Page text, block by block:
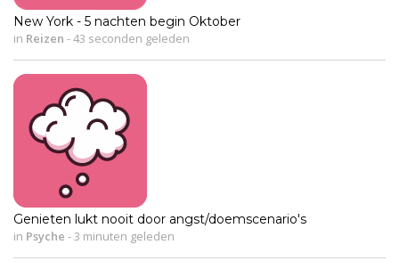
New York - 5 nachten begin Oktober
in Reizen -43 seconden geleden
Genieten lukt nooit door angst/doemscenario's
in Psyche -3 minuten geleden